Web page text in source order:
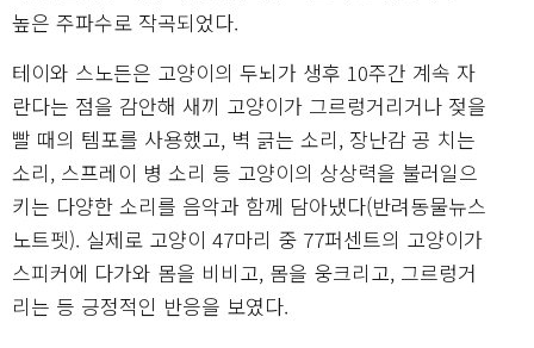
높은 주파수로 작곡되었다.
테이와 스노든은 고양이의 두뇌가 생후 10주간 계속 자
란다는 점을 감안해 새끼 고양이가 그르렁거리거나 젖을
빨 때의 템포를 사용했고, 벽 긁는 소리, 장난감 공 치는
소리, 스프레이 병 소리 등 고양이의 상상력을 불러일으
키는 다양한 소리를 음악과 함께 담아냈다(반려동물뉴스
노트펫). 실제로 고양이 47마리 중 77퍼센트의 고양이가
스피커에 다가와 몸을 비비고, 몸을 웅크리고, 그르렁거
리는 등 긍정적인 반응을 보였다.